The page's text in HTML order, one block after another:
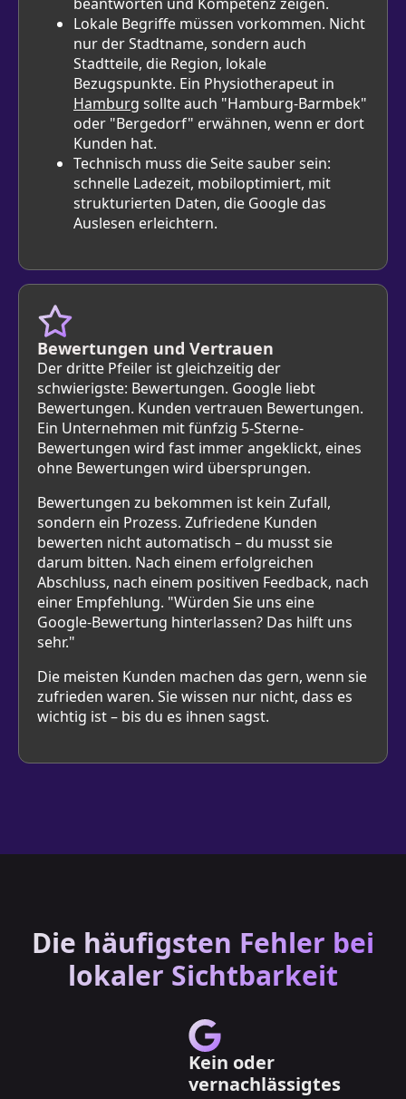
Lokale Begriffe müssen vorkommen. Nicht
nur der Stadtname, sondern auch
Stadtteile, die Region, lokale
Bezugspunkte. Ein Physiotherapeut in
Hamburg sollte auch "Hamburg-Barmbek"
oder "Bergedorf" erwähnen, wenn er dort
Kunden hat.
Technisch muss die Seite sauber sein:
schnelle Ladezeit, mobiloptimiert, mit
strukturierten Daten, die Google das
Auslesen erleichtern.
Bewertungen und Vertrauen
Der dritte Pfeiler ist gleichzeitig der
schwierigste: Bewertungen. Google liebt
Bewertungen. Kunden vertrauen Bewertungen.
Ein Unternehmen mit fünfzig 5-Sterne-
Bewertungen wird fast immer angeklickt, eines
ohne Bewertungen wird übersprungen.
Bewertungen zu bekommen ist kein Zufall,
sondern ein Prozess. Zufriedene Kunden
bewerten nicht automatisch – du musst sie
darum bitten. Nach einem erfolgreichen
Abschluss, nach einem positiven Feedback, nach
einer Empfehlung. "Würden Sie uns eine
Google-Bewertung hinterlassen? Das hilft uns
sehr."
Die meisten Kunden machen das gern, wenn sie
zufrieden waren. Sie wissen nur nicht, dass es
wichtig ist – bis du es ihnen sagst.
Die häufigsten Fehler bei
lokaler Sichtbarkeit
Kein oder
vernachlässigtes